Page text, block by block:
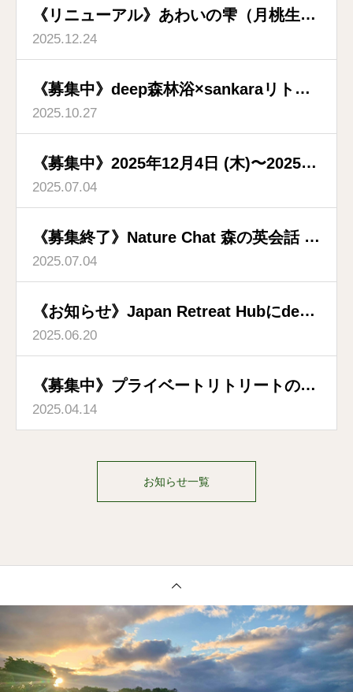
《リニューアル》あわいの雫（月桃生体
水）ドロップ式となりました
2025.12.24
《募集中》deep森林浴×sankaraリトリ
ートのお知らせ
2025.10.27
《募集中》2025年12月4日 (木)〜2025年
12月6日 (土) 満月ホールネスリトリー
３日間～
2025.07.04
《募集終了》Nature Chat 森の英会話 第
二期 2025年7月22日～12月23日
2025.07.04
《お知らせ》Japan Retreat Hubにdeep
森林浴®を掲載いただきました
2025.06.20
《募集中》プライベートリトリートのお
知らせ
2025.04.14
お知らせ一覧